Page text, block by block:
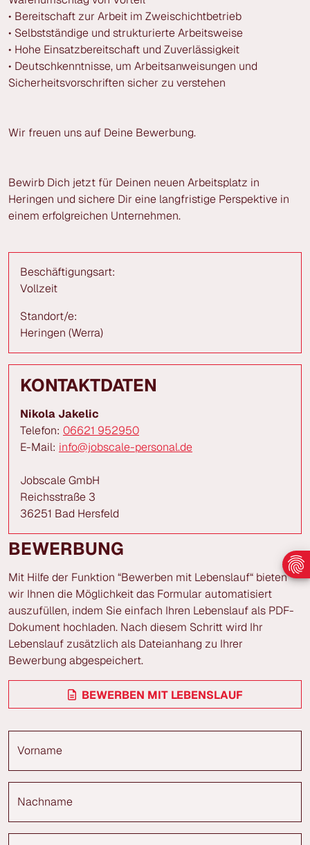
• Bereitschaft zur Arbeit im Zweischichtbetrieb
• Selbstständige und strukturierte Arbeitsweise
• Hohe Einsatzbereitschaft und Zuverlässigkeit
• Deutschkenntnisse, um Arbeitsanweisungen und
Sicherheitsvorschriften sicher zu verstehen
Wir freuen uns auf Deine Bewerbung.
Bewirb Dich jetzt für Deinen neuen Arbeitsplatz in
Heringen und sichere Dir eine langfristige Perspektive in
einem erfolgreichen Unternehmen.
Beschäftigungsart:
Vollzeit
Standort/e:
Heringen (Werra)
KONTAKTDATEN
Nikola Jakelic
Telefon: 06621 952950
E-Mail: info@jobscale-personal.de
Jobscale GmbH
Reichsstraße 3
36251 Bad Hersfeld
BEWERBUNG
Mit Hilfe der Funktion “Bewerben mit Lebenslauf“ bieten
wir Ihnen die Möglichkeit das Formular automatisiert
auszufüllen, indem Sie einfach Ihren Lebenslauf als PDF-
Dokument hochladen. Nach diesem Schritt wird Ihr
Lebenslauf zusätzlich als Dateianhang zu Ihrer
Bewerbung abgespeichert.
BEWERBEN MIT LEBENSLAUF
Vorname
Nachname